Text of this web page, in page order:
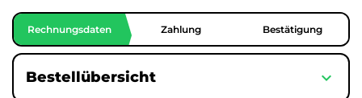
Rechnungsdaten Zahlung Bestätigung
Bestellübersicht expand_more